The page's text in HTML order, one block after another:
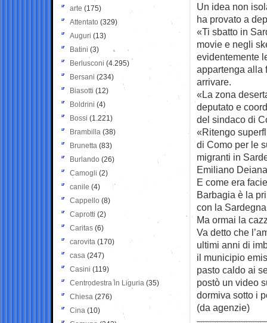
Un idea non
ha provato a
«Ti sbatto in
movie e negli
evidentemente
appartenga alla
arrivare.
«La zona
deputato e
del sindaco di
«Ritengo
di Como per le
migranti in
Emiliano
E come era
Barbagia è la
con la
Ma ormai la
Va detto che
ultimi anni di
il municipio
pasto caldo ai
postò un video
dormiva sotto i
(da agenzie)
arte (175)
Attentato (329)
Auguri (13)
Batini (3)
Berlusconi (4.295)
Bersani (234)
Biasotti (12)
Boldrini (4)
Bossi (1.221)
Brambilla (38)
Brunetta (83)
Burlando (26)
Camogli (2)
canile (4)
Cappello (8)
Caprotti (2)
Caritas (6)
carovita (170)
casa (247)
Casini (119)
Centrodestra in Liguria (35)
Chiesa (276)
Cina (10)